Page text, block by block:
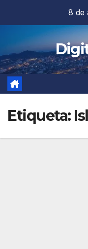
contenido
8 de
Etiqueta: